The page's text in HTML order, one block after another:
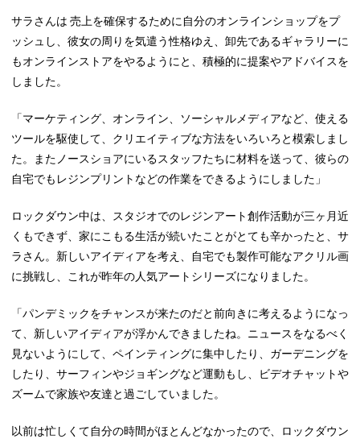
サラさんは 売上を確保するために自分のオンラインショップをプ
ッシュし、彼女の周りを気遣う性格ゆえ、卸先であるギャラリーに
もオンラインストアをやるようにと、積極的に提案やアドバイスを
しました。
「マーケティング、オンライン、ソーシャルメディアなど、使える
ツールを駆使して、クリエイティブな方法をいろいろと模索しまし
た。またノースショアにいるスタッフたちに材料を送って、彼らの
自宅でもレジンプリントなどの作業をできるようにしました」
ロックダウン中は、スタジオでのレジンアート創作活動が三ヶ月近
くもできず、家にこもる生活が続いたことがとても辛かったと、サ
ラさん。新しいアイディアを考え、自宅でも製作可能なアクリル画
に挑戦し、これが昨年の人気アートシリーズになりました。
「パンデミックをチャンスが来たのだと前向きに考えるようになっ
て、新しいアイディアが浮かんできましたね。ニュースをなるべく
見ないようにして、ペインティングに集中したり、ガーデニングを
したり、サーフィンやジョギングなど運動もし、ビデオチャットや
ズームで家族や友達と過ごしていました。
以前は忙しくて自分の時間がほとんどなかったので、ロックダウン